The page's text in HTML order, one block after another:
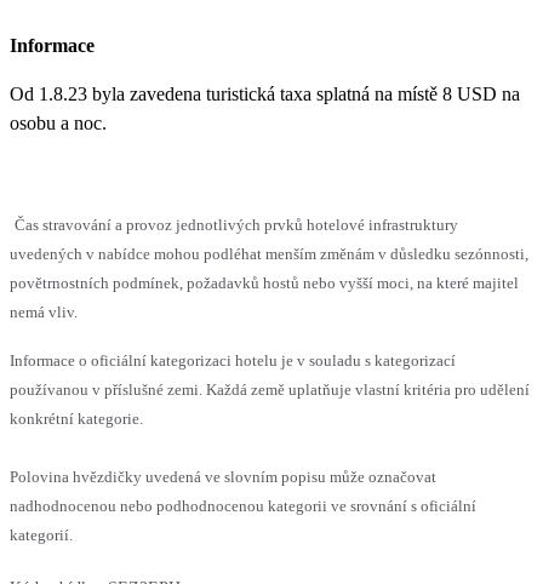
Informace
Od 1.8.23 byla zavedena turistická taxa splatná na místě 8 USD na
osobu a noc.
Čas stravování a provoz jednotlivých prvků hotelové infrastruktury
uvedených v nabídce mohou podléhat menším změnám v důsledku sezónnosti,
povětrnostních podmínek, požadavků hostů nebo vyšší moci, na které majitel
nemá vliv.
Informace o oficiální kategorizaci hotelu je v souladu s kategorizací
používanou v příslušné zemi. Každá země uplatňuje vlastní kritéria pro udělení
konkrétní kategorie.
Polovina hvězdičky uvedená ve slovním popisu může označovat
nadhodnocenou nebo podhodnocenou kategorii ve srovnání s oficiální
kategorií.